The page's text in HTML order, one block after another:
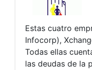
Estas cuatro
Infocorp),
Todas ellas
las deudas de la